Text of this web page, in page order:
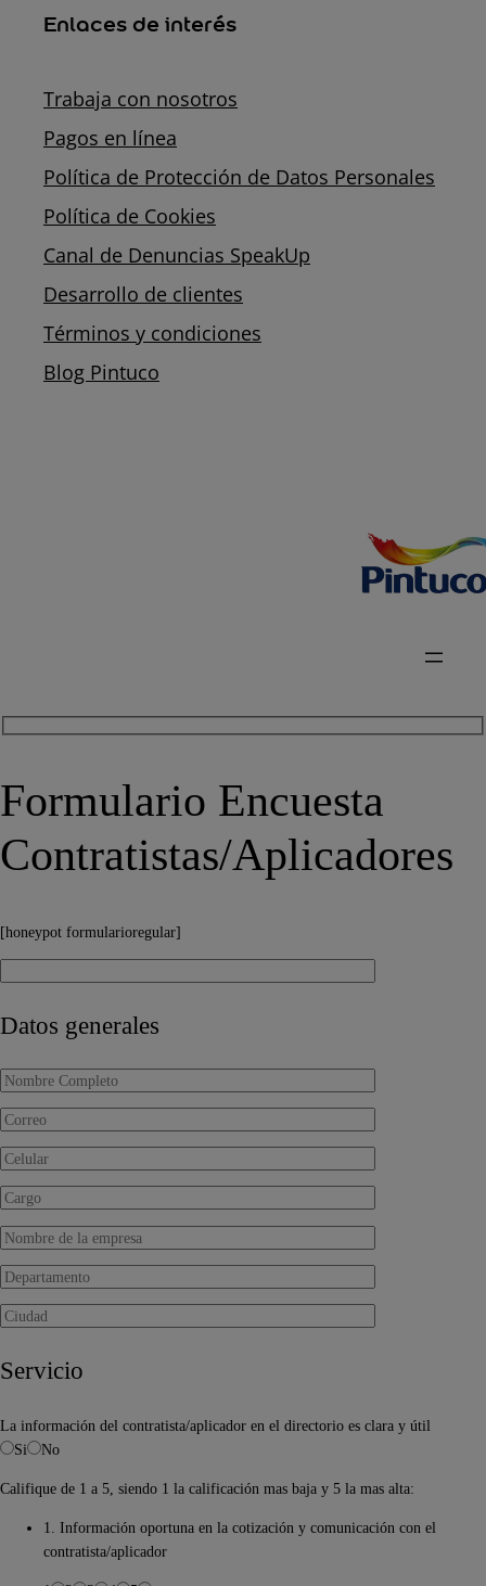
Enlaces de interés
Trabaja con nosotros
Pagos en línea
Política de Protección de Datos Personales
Política de Cookies
Canal de Denuncias SpeakUp
Desarrollo de clientes
Términos y condiciones
Blog Pintuco
Formulario Encuesta
Contratistas/Aplicadores
[honeypot formularioregular]
Datos generales
Servicio
La información del contratista/aplicador en el directorio es clara y útil
Si
No
Califique de 1 a 5, siendo 1 la calificación mas baja y 5 la mas alta:
1. Información oportuna en la cotización y comunicación con el
contratista/aplicador